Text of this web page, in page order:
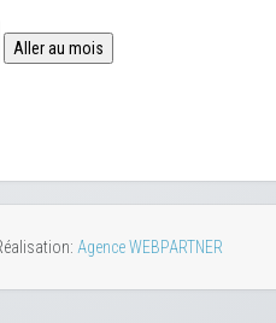
Aller au mois
Agence WEBPARTNER